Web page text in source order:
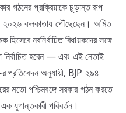
গঠনের প্রক্রিয়াকে চূড়ান্ত রূপ
মে ২০২৬ কলকাতায় পৌঁছেছেন। অমিত
নবনির্বাচিত বিধায়কদের সঙ্গে
হবেন — এবং এই নেতাই
র প্রতিবেদন অনুযায়ী, BJP ২৯৪
মতো পশ্চিমবঙ্গে সরকার গঠন করতে
যুগান্তকারী পরিবর্তন।